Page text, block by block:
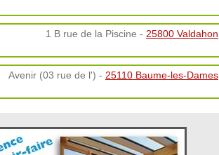
1 B rue de la Piscine - 25800 Valdahon
Avenir (03 rue de l') - 25110 Baume-les-Dames